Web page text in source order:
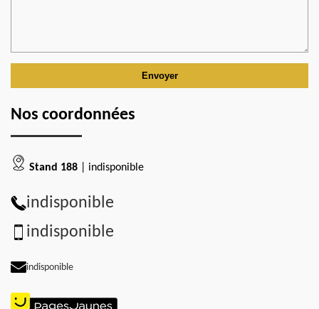
Nos coordonnées
Stand 188 | indisponible
indisponible
indisponible
indisponible